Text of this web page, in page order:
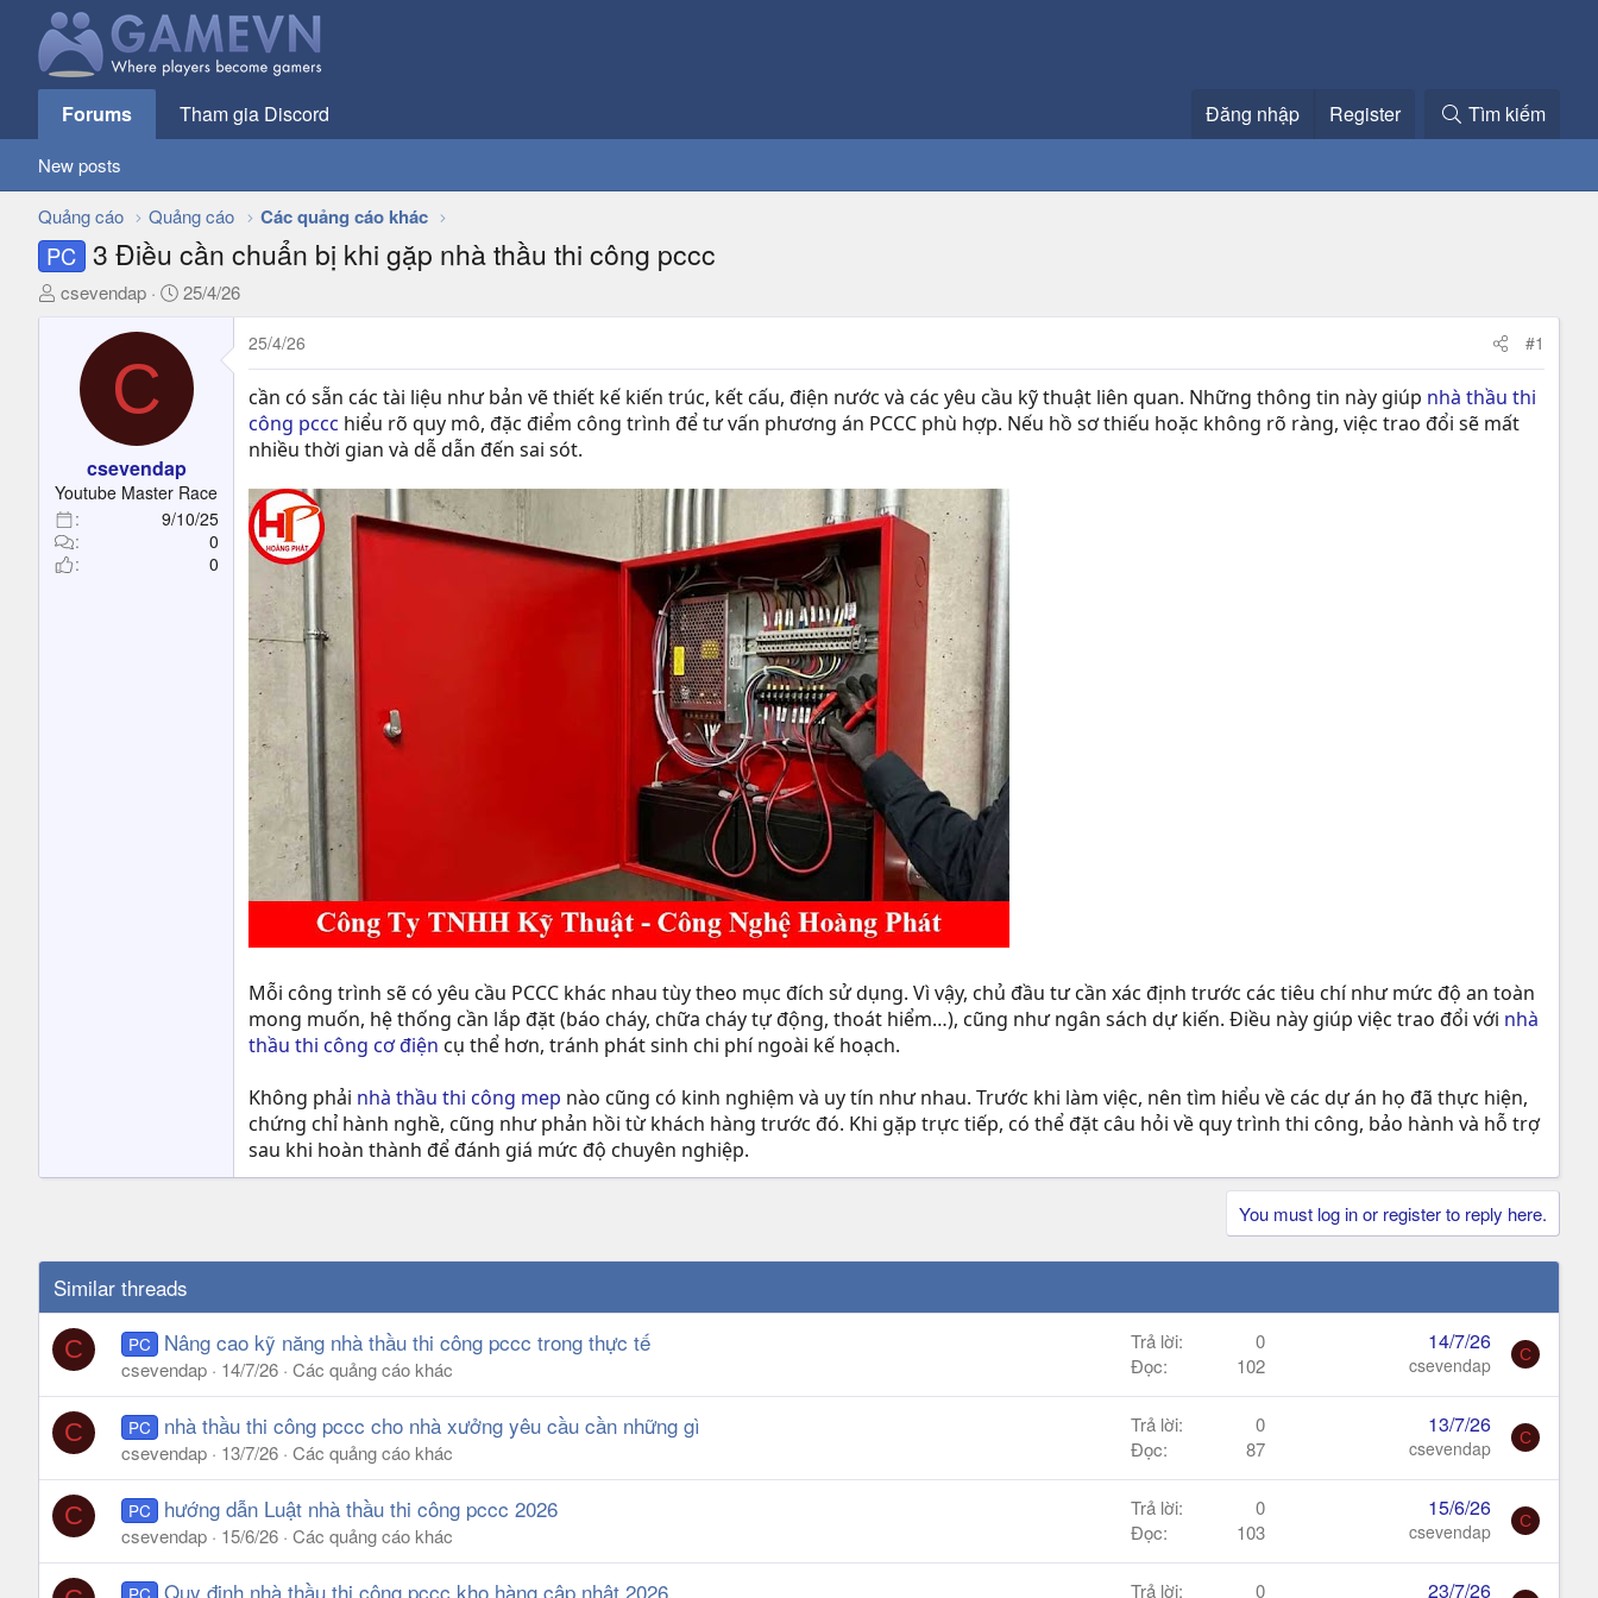
Forums Tham gia Discord Đăng nhập Register Tìm kiếm
New posts
Quảng cáo Quảng cáo Các quảng cáo khác
PC 3 Điều cần chuẩn bị khi gặp nhà thầu thi công pccc
T
a
r
t
e
csevendap
N
y
ử
25/4/26
C
csevendap
Youtube Master Race
9/10/25
0
0
25/4/26 #1
cần có sẵn các tài liệu như bản vẽ thiết kế kiến trúc, kết cấu, điện nước và các yêu cầu kỹ thuật liên quan. Những thông tin này giúp nhà thầu thi
công pccc hiểu rõ quy mô, đặc điểm công trình để tư vấn phương án PCCC phù hợp. Nếu hồ sơ thiếu hoặc không rõ ràng, việc trao đổi sẽ mất
nhiều thời gian và dễ dẫn đến sai sót.
Mỗi công trình sẽ có yêu cầu PCCC khác nhau tùy theo mục đích sử dụng. Vì vậy, chủ đầu tư cần xác định trước các tiêu chí như mức độ an toàn
mong muốn, hệ thống cần lắp đặt (báo cháy, chữa cháy tự động, thoát hiểm…), cũng như ngân sách dự kiến. Điều này giúp việc trao đổi với nhà
thầu thi công cơ điện cụ thể hơn, tránh phát sinh chi phí ngoài kế hoạch.
Không phải nhà thầu thi công mep nào cũng có kinh nghiệm và uy tín như nhau. Trước khi làm việc, nên tìm hiểu về các dự án họ đã thực hiện,
chứng chỉ hành nghề, cũng như phản hồi từ khách hàng trước đó. Khi gặp trực tiếp, có thể đặt câu hỏi về quy trình thi công, bảo hành và hỗ trợ
sau khi hoàn thành để đánh giá mức độ chuyên nghiệp.
You must log in or register to reply here.
Similar threads
C PC Nâng cao kỹ năng nhà thầu thi công pccc trong thực tế
csevendap 14/7/26 Các quảng cáo khác
Trả lời
0
Đọc
102
14/7/26
csevendap C
C PC nhà thầu thi công pccc cho nhà xưởng yêu cầu cần những gì
csevendap 13/7/26 Các quảng cáo khác
Trả lời
0
Đọc
87
13/7/26
csevendap C
C PC hướng dẫn Luật nhà thầu thi công pccc 2026
csevendap 15/6/26 Các quảng cáo khác
Trả lời
0
Đọc
103
15/6/26
csevendap C
PC Quy định nhà thầu thi công pccc kho hàng cập nhật 2026 Trả lời 0 23/7/26